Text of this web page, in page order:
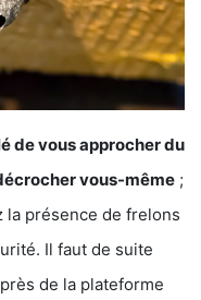
de vous approcher du
vous-même ;
la présence de frelons
Il faut de suite
de la plateforme